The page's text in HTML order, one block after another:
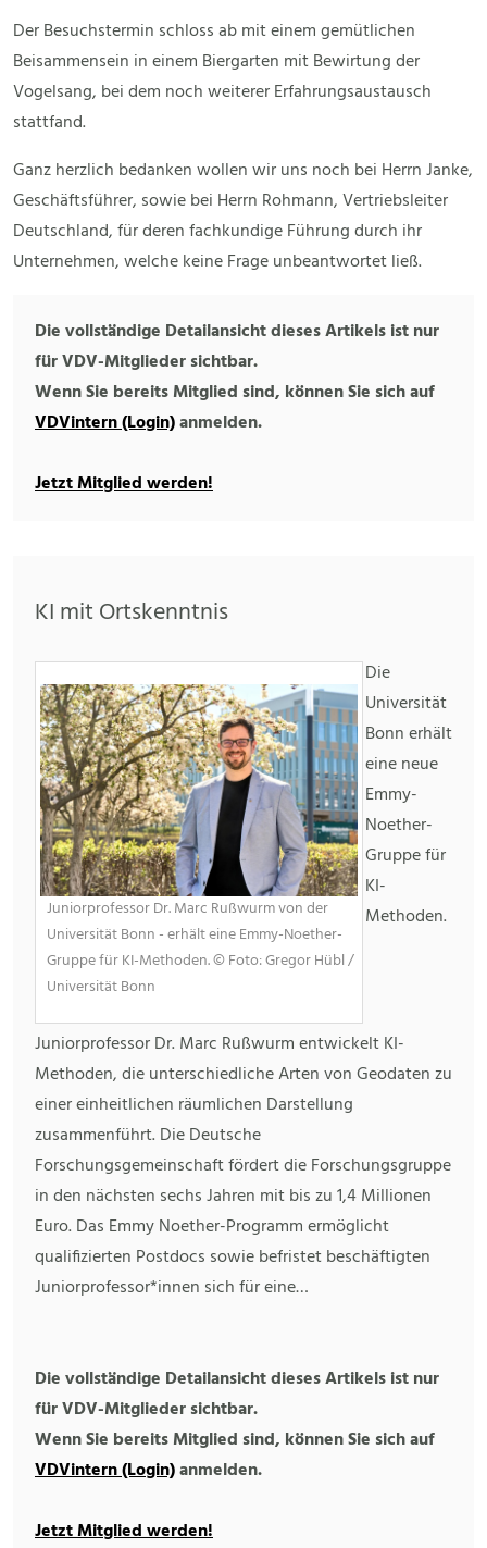
Der Besuchstermin schloss ab mit einem gemütlichen
Beisammensein in einem Biergarten mit Bewirtung der
Vogelsang, bei dem noch weiterer Erfahrungsaustausch
stattfand.
Ganz herzlich bedanken wollen wir uns noch bei Herrn Janke,
Geschäftsführer, sowie bei Herrn Rohmann, Vertriebsleiter
Deutschland, für deren fachkundige Führung durch ihr
Unternehmen, welche keine Frage unbeantwortet ließ.
Die vollständige Detailansicht dieses Artikels ist nur
für VDV-Mitglieder sichtbar.
Wenn Sie bereits Mitglied sind, können Sie sich auf
VDVintern (Login)anmelden.
Jetzt Mitglied werden!
KI mit Ortskenntnis
Juniorprofessor Dr. Marc Rußwurm von der
Universität Bonn - erhält eine Emmy-Noether-
Gruppe für KI-Methoden. © Foto: Gregor Hübl /
Universität Bonn
Die
Universität
Bonn erhält
eine neue
Emmy-
Noether-
Gruppe für
KI-
Methoden.
Juniorprofessor Dr. Marc Rußwurm entwickelt KI-
Methoden, die unterschiedliche Arten von Geodaten zu
einer einheitlichen räumlichen Darstellung
zusammenführt. Die Deutsche
Forschungsgemeinschaft fördert die Forschungsgruppe
in den nächsten sechs Jahren mit bis zu 1,4 Millionen
Euro. Das Emmy Noether-Programm ermöglicht
qualifizierten Postdocs sowie befristet beschäftigten
Juniorprofessor*innen sich für eine…
Die vollständige Detailansicht dieses Artikels ist nur
für VDV-Mitglieder sichtbar.
Wenn Sie bereits Mitglied sind, können Sie sich auf
VDVintern (Login)anmelden.
Jetzt Mitglied werden!